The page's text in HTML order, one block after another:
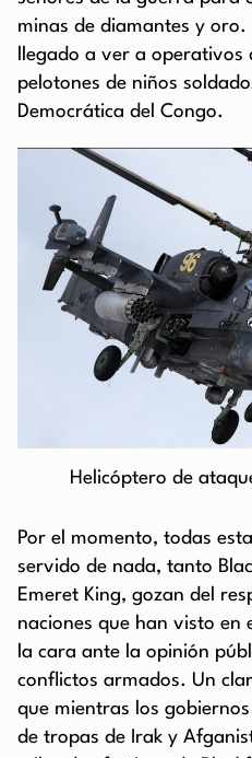
minas de diamantes y oro.
llegado a ver a
pelotones de niños
Democrática del Congo.
Helicóptero de
Por el momento, todas
servido de nada, tanto
Emeret King, gozan del
naciones que han visto en
la cara ante la opinión
conflictos armados. Un
que mientras los
de tropas de Irak y